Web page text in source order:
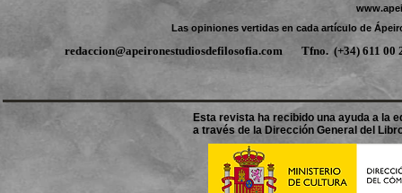
Las opiniones vertidas en cada artículo de
redaccion@apeironestudiosdefilosofia.com Tfno.(+34) 611
Esta revista ha recibido una ayuda a la
a través de la Dirección General del